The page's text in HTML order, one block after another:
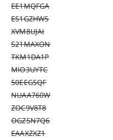
EE1MQFGA
ES1GZHW5
XVM8UJAI
S21MAXON
TKM1DA1P
MIO3UYTC
50EEGSQF
NUAA760W
ZOC9V8T8
OGZSN7Q6
EAAXZXZ1